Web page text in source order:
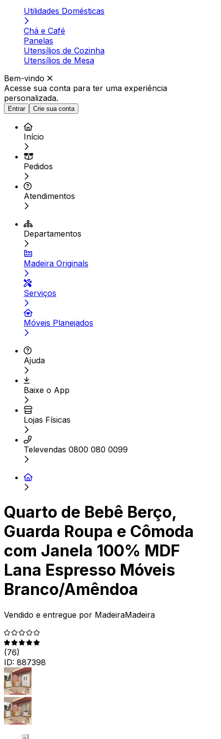
Utilidades Domésticas
Chá e Café
Panelas
Utensílios de Cozinha
Utensílios de Mesa
Bem-vindo
Acesse sua conta para ter uma experiência
personalizada.
Entrar Crie sua conta
Início
Pedidos
Atendimentos
Departamentos
Madeira Originals
Serviços
Móveis Planejados
Ajuda
Baixe o App
Lojas Físicas
Televendas 0800 080 0099
Quarto de Bebê Berço,
Guarda Roupa e Cômoda
com Janela 100% MDF
Lana Espresso Móveis
Branco/Amêndoa
Vendido e entregue por MadeiraMadeira
(76)
ID: 887398